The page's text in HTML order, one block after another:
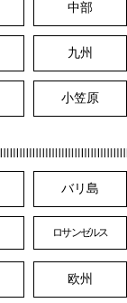
中部
九州
小笠原
バリ島
ロサンゼルス
欧州